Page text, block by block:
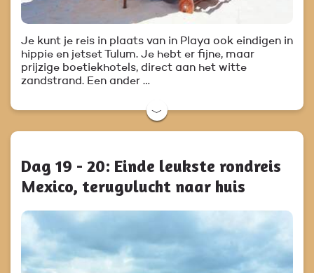
Je kunt je reis in plaats van in Playa ook eindigen in
hippie en jetset Tulum. Je hebt er fijne, maar
prijzige boetiekhotels, direct aan het witte
zandstrand. Een ander …
﹀
Dag 19 - 20: Einde leukste rondreis
Mexico, terugvlucht naar huis